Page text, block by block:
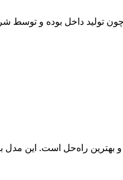
تولید داخل بوده و توسط
مشکل تخلیه ناقص یا نشتی آب مواجه هستید، تعویض پمپ